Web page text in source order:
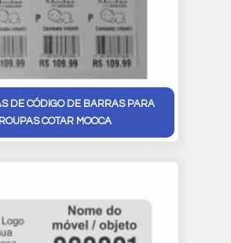
DE CÓDIGO DE BARRAS PARA
ROUPAS COTAR MOOCA